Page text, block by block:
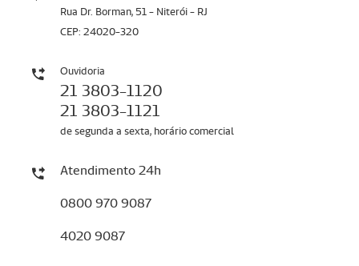
Rua Dr. Borman, 51 - Niterói - RJ
CEP: 24020-320
Ouvidoria
21 3803-1120
21 3803-1121
de segunda a sexta, horário comercial
Atendimento 24h
0800 970 9087
4020 9087